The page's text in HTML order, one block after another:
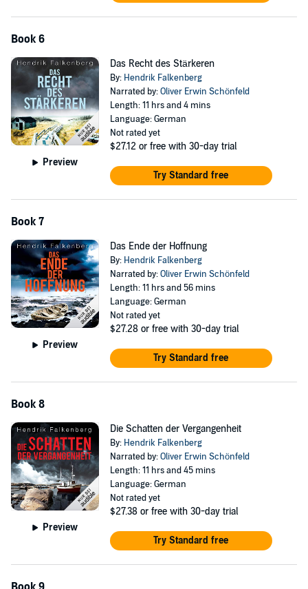
Book 6
Preview
Das Recht des Stärkeren
By: Hendrik Falkenberg
Narrated by:Oliver Erwin Schönfeld
Length: 11 hrs and 4 mins
Language: German
Not rated yet
$27.12 or free with 30-day trial
Try Standard free
Book 7
Preview
Das Ende der Hoffnung
By: Hendrik Falkenberg
Narrated by:Oliver Erwin Schönfeld
Length: 11 hrs and 56 mins
Language: German
Not rated yet
$27.28 or free with 30-day trial
Try Standard free
Book 8
Preview
Die Schatten der Vergangenheit
By: Hendrik Falkenberg
Narrated by:Oliver Erwin Schönfeld
Length: 11 hrs and 45 mins
Language: German
Not rated yet
$27.38 or free with 30-day trial
Try Standard free